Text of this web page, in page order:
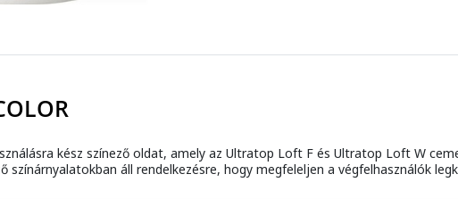
kész színező oldat, amely az Ultratop Loft F és Ultratop Loft W
színárnyalatokban áll rendelkezésre, hogy megfeleljen a végfelhasználók